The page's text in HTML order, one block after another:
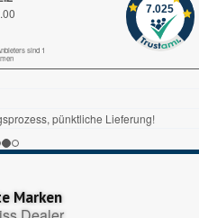
sind 1
7.025
pünktliche Lieferung!
Marken